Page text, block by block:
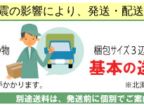
の影響により、発送・配